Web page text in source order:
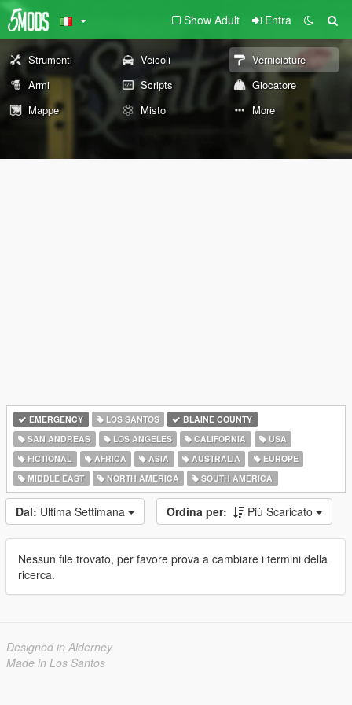
Show Adult Entra
Strumenti Veicoli
Verniciature
Armi
Scripts
Giocatore
Mappe
Misto More
EMERGENCY LOS SANTOS
BLAINE COUNTY
SAN ANDREAS
LOS ANGELES CALIFORNIA
USA
FICTIONAL
AFRICA ASIA AUSTRALIA
EUROPE
MIDDLE EAST
NORTH AMERICA SOUTH AMERICA
Dal: Ultima Settimana Ordina per: Più Scaricato
Nessun file trovato, per favore prova a cambiare i termini della
ricerca.
Designed in Alderney
Made in Los Santos